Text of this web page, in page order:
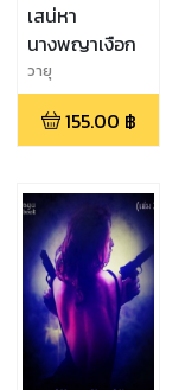
เสน่หา
นางพญาเงือก
วายุ
155.00 ฿